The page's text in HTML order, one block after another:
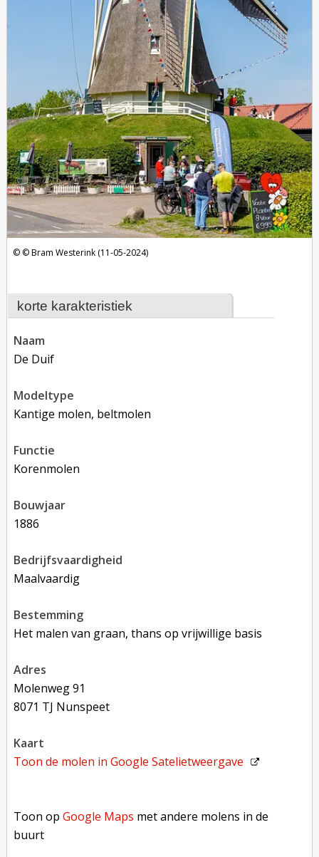
korte karakteristiek
naam
De Duif
modeltype
Kantige molen, beltmolen
functie
korenmolen
bouwjaar
1886
bedrijfsvaardigheid
Maalvaardig
bestemming
Het malen van graan, thans op vrijwillige basis
adres
Molenweg 91
8071 TJ Nunspeet
kaart
Toon de molen inGoogle Satelietweergave
Toon opGoogle Maps met andere molens in de
buurt
Bram Westerink (11-05-2024)